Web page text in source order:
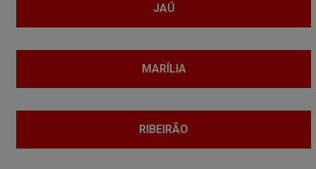
JAÚ
MARÍLIA
RIBEIRÃO